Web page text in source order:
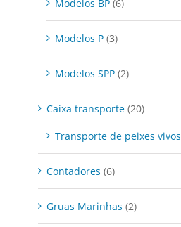
Modelos BP (6)
Modelos P (3)
Modelos SPP (2)
Caixa transporte (20)
Transporte de peixes vivos
Contadores (6)
Gruas Marinhas (2)